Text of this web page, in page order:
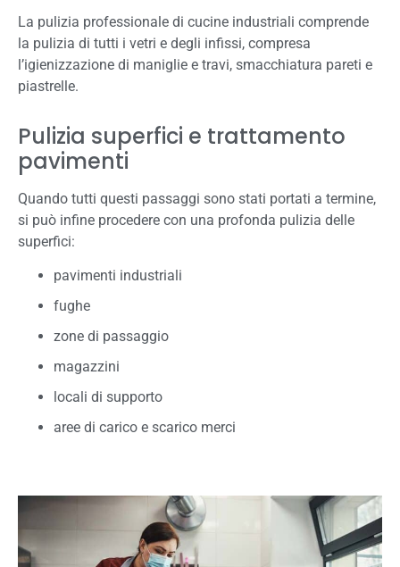
La pulizia professionale di cucine industriali comprende
la pulizia di tutti i vetri e degli infissi, compresa
l’igienizzazione di maniglie e travi, smacchiatura pareti e
piastrelle.
Pulizia superfici e trattamento
pavimenti
Quando tutti questi passaggi sono stati portati a termine,
si può infine procedere con una profonda pulizia delle
superfici:
pavimenti industriali
fughe
zone di passaggio
magazzini
locali di supporto
aree di carico e scarico merci